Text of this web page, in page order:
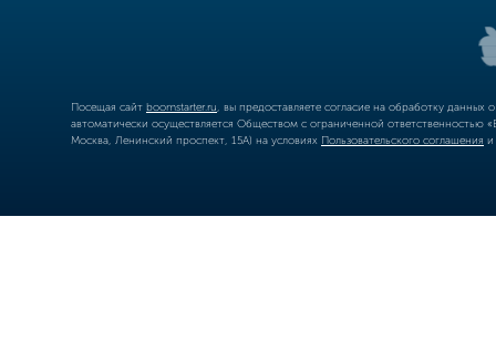
Посещая сайт boomstarter.ru , вы предоставляете согласие на обработку
автоматически осуществляется Обществом с ограниченной
Москва, Ленинский проспект, 15А) на условиях Пользовательского соглашения и